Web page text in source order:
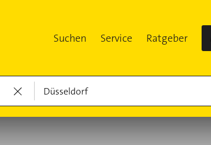
Suchen Service Ratgeber